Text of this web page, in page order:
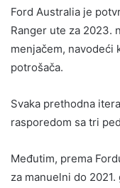
Ford Australia je
Ranger ute za 2023.
menjačem, navodeći
potrošača.
Svaka prethodna
rasporedom sa tri
Međutim, prema
za manuelni do